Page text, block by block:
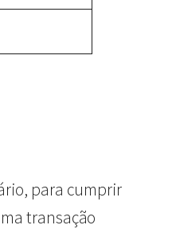
para cumprir
transação